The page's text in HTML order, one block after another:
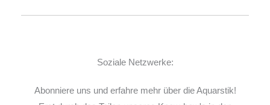
Soziale Netzwerke:
Abonniere uns und erfahre mehr über die Aquarstik!